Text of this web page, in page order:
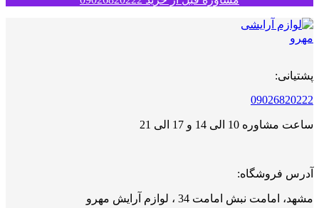
پشتیانی:
09026820222
ساعت مشاوره 10 الی 14 و 17 الی 21
آدرس فروشگاه:
مشهد، امامت نبش امامت 34 ، لوازم آرایش مهرو